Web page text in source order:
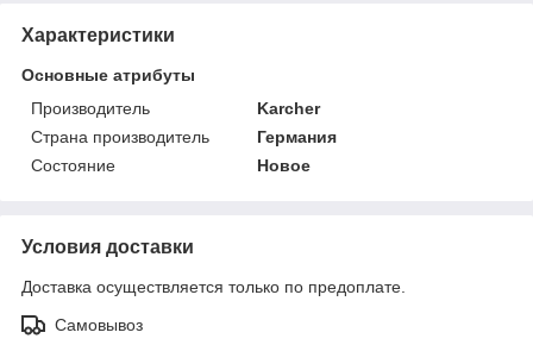
Характеристики
Основные атрибуты
Производитель
Karcher
Страна производитель
Германия
Состояние
Новое
Условия доставки
Доставка осуществляется только по предоплате.
Самовывоз